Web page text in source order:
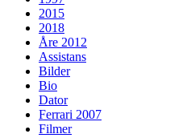
2015
2018
Åre 2012
Assistans
Bilder
Bio
Dator
Ferrari 2007
Filmer